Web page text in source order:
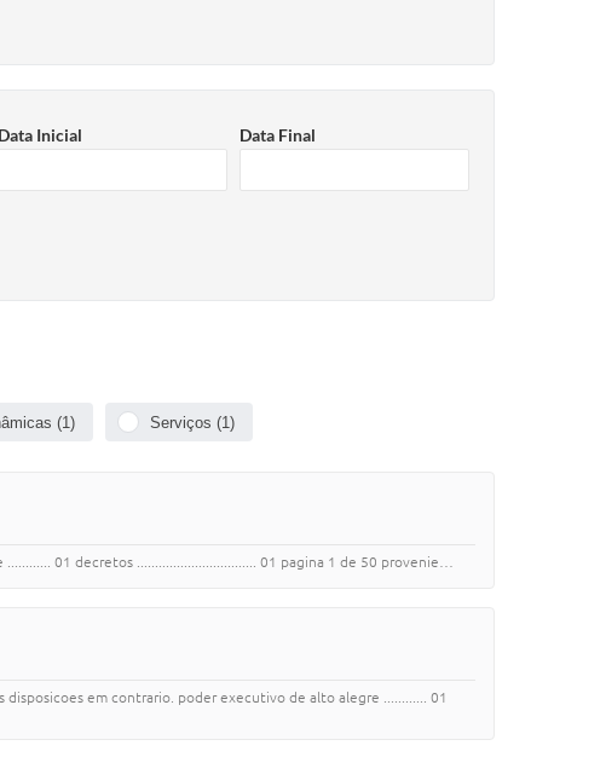
Data Inicial Data Final
(1) Serviços (1)
01 decretos ................................. 01 pagina 1 de 50 provenie…
em contrario. poder executivo de alto alegre ............ 01